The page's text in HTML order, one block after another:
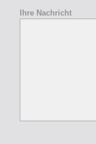
Ihre Nachricht